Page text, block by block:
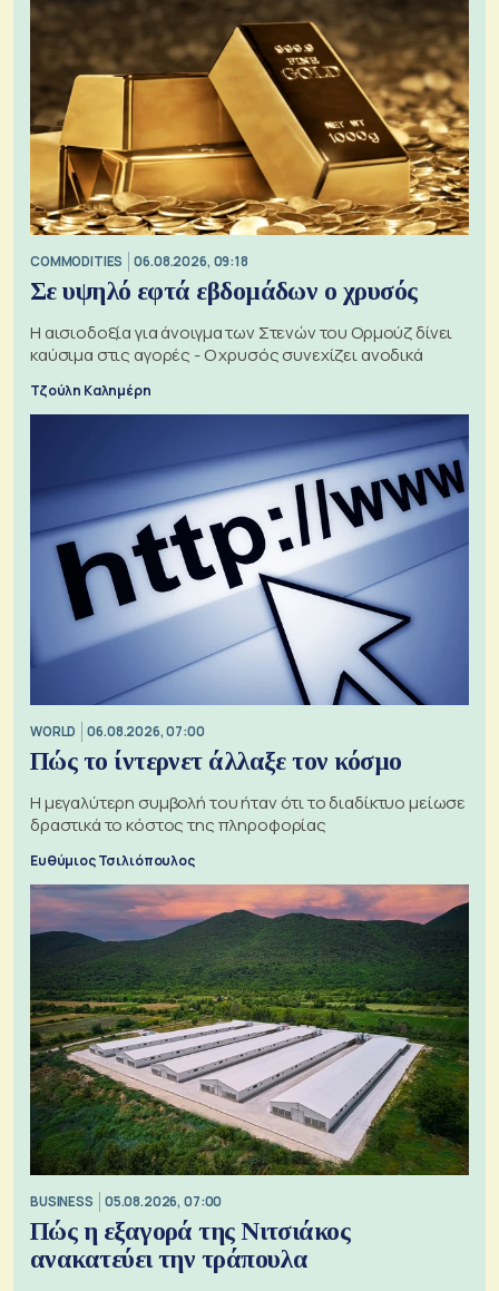
COMMODITIES 06.08.2026, 09:18
Σε υψηλό εφτά εβδομάδων ο χρυσός
Η αισιοδοξία για άνοιγμα των Στενών του Ορμούζ δίνει
καύσιμα στις αγορές - Ο χρυσός συνεχίζει ανοδικά
Τζούλη Καλημέρη
WORLD 06.08.2026, 07:00
Πώς το ίντερνετ άλλαξε τον κόσμο
Η μεγαλύτερη συμβολή του ήταν ότι το διαδίκτυο μείωσε
δραστικά το κόστος της πληροφορίας
Ευθύμιος Τσιλιόπουλος
BUSINESS 05.08.2026, 07:00
Πώς η εξαγορά της Νιτσιάκος
ανακατεύει την τράπουλα